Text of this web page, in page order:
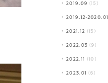
2019.09 (15)
2019.12-2020.01
2021.12 (15)
2022.03 (9)
2022.11 (10)
2023.01 (6)